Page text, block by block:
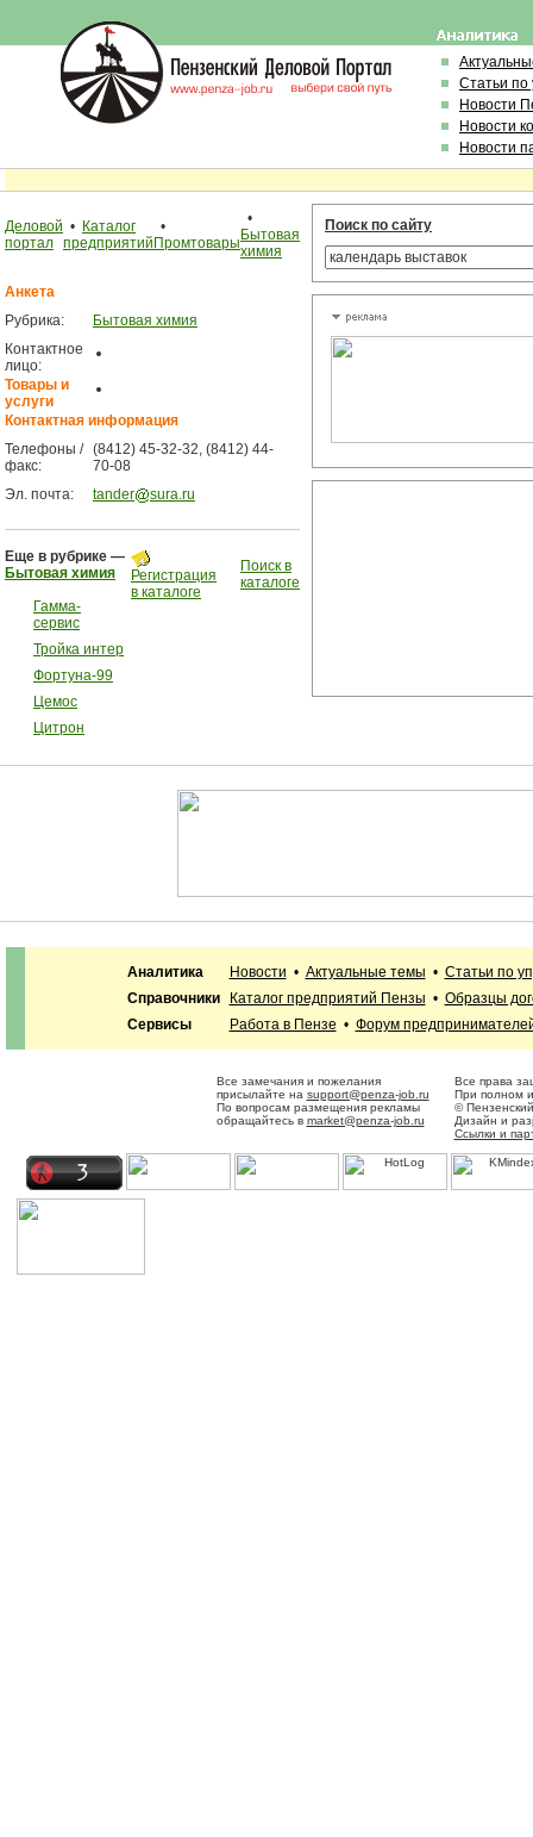
Статьи по
Новости
Новости
Новости
Деловой
портал
• Каталог
предприятий
•
Промтовары
•
Бытовая
химия
Анкета
Рубрика:
Бытовая химия
Контактное
лицо:
Товары и
услуги
Контактная информация
Телефоны /
факс:
(8412) 45-32-32, (8412) 44-
70-08
Эл. почта:
tander sura.ru
Еще в рубрике —
Бытовая химия
Гамма-
сервис
Тройка интер
Фортуна-99
Цемос
Цитрон
Регистрация
в каталоге
Поиск в
каталоге
Поиск по сайту
Аналитика Новости • Актуальные темы • Статьи по
Справочники
Каталог предприятий Пензы • Образцы
Сервисы
Работа в Пензе • Форум
Все замечания и пожелания
присылайте на support@penza-job.ru
По вопросам размещения рекламы
обращайтесь в market@penza-job.ru
Все права
При полном
©
Дизайн и
Ссылки и